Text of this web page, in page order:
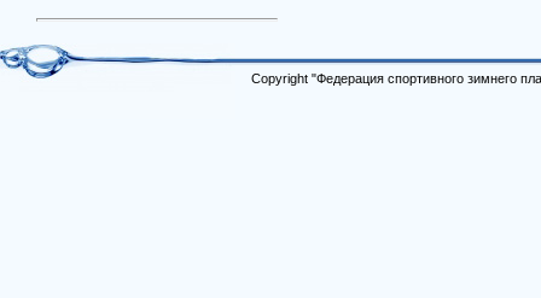
Copyright "Федерация спортивного зимнего